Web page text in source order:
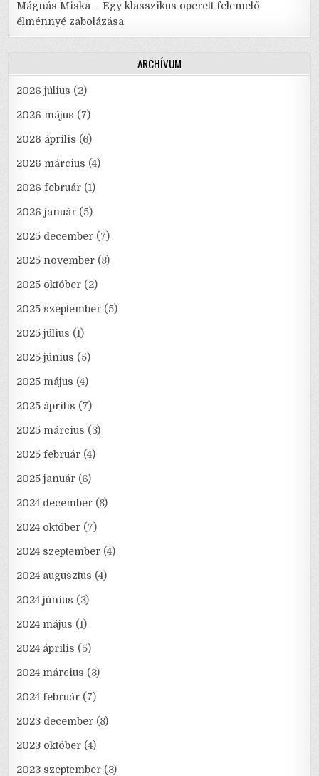
Mágnás Miska – Egy klasszikus operett felemelő
élménnyé zabolázása
ARCHÍVUM
2026 július (2)
2026 május (7)
2026 április (6)
2026 március (4)
2026 február (1)
2026 január (5)
2025 december (7)
2025 november (8)
2025 október (2)
2025 szeptember (5)
2025 július (1)
2025 június (5)
2025 május (4)
2025 április (7)
2025 március (3)
2025 február (4)
2025 január (6)
2024 december (8)
2024 október (7)
2024 szeptember (4)
2024 augusztus (4)
2024 június (3)
2024 május (1)
2024 április (5)
2024 március (3)
2024 február (7)
2023 december (8)
2023 október (4)
2023 szeptember (3)